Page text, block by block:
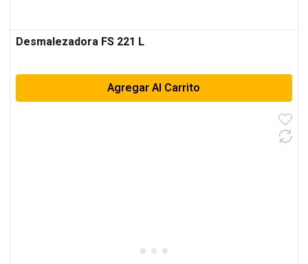
Desmalezadora FS 221 L
Agregar Al Carrito